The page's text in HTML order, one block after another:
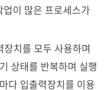
이 많은 프로세스가
치를 모두 사용하며
상태를 반복하며 실행
다 입출력장치를 이용